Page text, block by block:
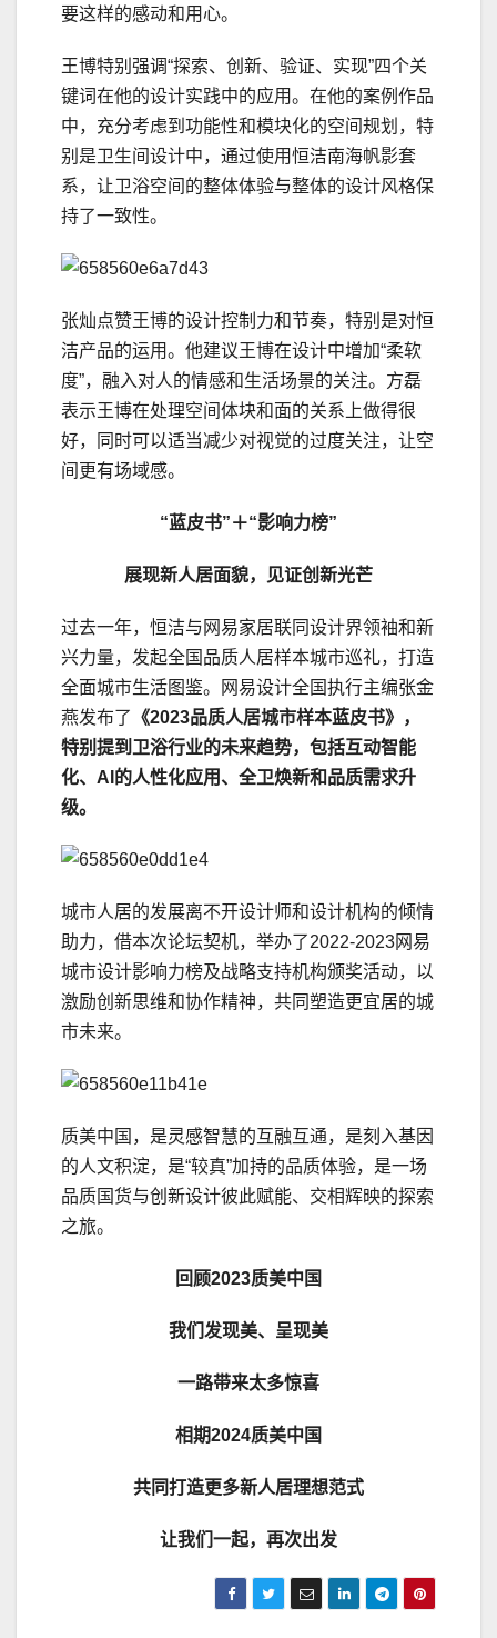
要这样的感动和用心。
王博特别强调“探索、创新、验证、实现”四个关
键词在他的设计实践中的应用。在他的案例作品
中，充分考虑到功能性和模块化的空间规划，特
别是卫生间设计中，通过使用恒洁南海帆影套
系，让卫浴空间的整体体验与整体的设计风格保
持了一致性。
张灿点赞王博的设计控制力和节奏，特别是对恒
洁产品的运用。他建议王博在设计中增加“柔软
度”，融入对人的情感和生活场景的关注。方磊
表示王博在处理空间体块和面的关系上做得很
好，同时可以适当减少对视觉的过度关注，让空
间更有场域感。
“蓝皮书”＋“影响力榜”
展现新人居面貌，见证创新光芒
过去一年，恒洁与网易家居联同设计界领袖和新
兴力量，发起全国品质人居样本城市巡礼，打造
全面城市生活图鉴。网易设计全国执行主编张金
燕发布了 《2023品质人居城市样本蓝皮书》，
特别提到卫浴行业的未来趋势，包括互动智能
化、AI的人性化应用、全卫焕新和品质需求升
级。
城市人居的发展离不开设计师和设计机构的倾情
助力，借本次论坛契机，举办了2022-2023网易
城市设计影响力榜及战略支持机构颁奖活动，以
激励创新思维和协作精神，共同塑造更宜居的城
市未来。
质美中国，是灵感智慧的互融互通，是刻入基因
的人文积淀，是“较真”加持的品质体验，是一场
品质国货与创新设计彼此赋能、交相辉映的探索
之旅。
回顾2023质美中国
我们发现美、呈现美
一路带来太多惊喜
相期2024质美中国
共同打造更多新人居理想范式
让我们一起，再次出发